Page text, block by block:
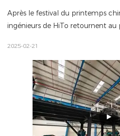
Après le festival du printemps
ingénieurs de HiTo retournent
2025-02-21